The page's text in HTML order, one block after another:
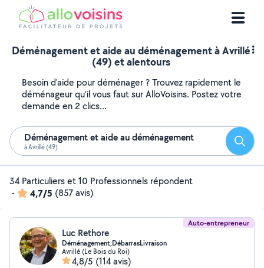
Déménagement et aide au déménagement à Avrillé
(49) et alentours
Besoin d'aide pour déménager ? Trouvez rapidement le
déménageur qu'il vous faut sur AlloVoisins. Postez votre
demande en 2 clics...
Déménagement et aide au déménagement
à Avrillé (49)
34 Particuliers et 10 Professionnels répondent
-
4,7/5 (857 avis)
Auto-entrepreneur
Luc Rethore
Déménagement,DébarrasLivraison
Avrillé (Le Bois du Roi)
4,8/5 (114 avis)